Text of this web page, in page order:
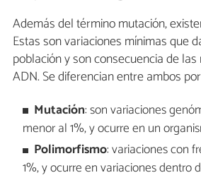
Además del término mutación,
Estas son variaciones mínimas que
población y son consecuencia de
ADN. Se diferencian entre ambos
Mutación: son variaciones
menor al 1%, y ocurre en un
Polimorfismo: variaciones con
1%, y ocurre en variaciones dentro